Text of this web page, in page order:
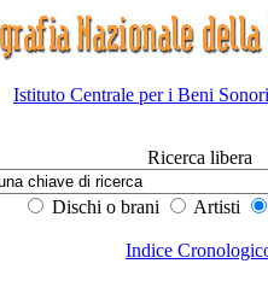
Istituto Centrale per i Beni
Ricerca libera
Dischi o brani Artisti
Indice